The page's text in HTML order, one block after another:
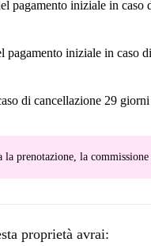
pagamento iniziale in caso
pagamento iniziale in caso
di cancellazione 29
la prenotazione, la
proprietà avrai: